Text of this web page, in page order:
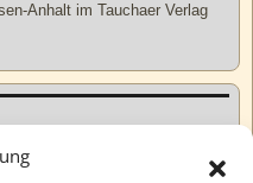
Anhalt im Tauchaer Verlag